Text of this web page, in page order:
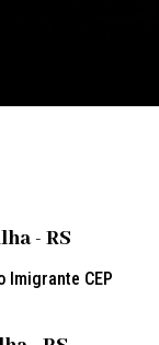
- RS
Imigrante CEP